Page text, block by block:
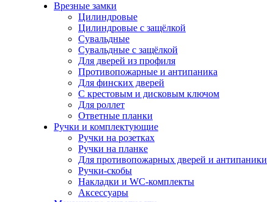
Врезные замки
Цилиндровые
Цилиндровые с защёлкой
Сувальдные
Сувальдные с защёлкой
Для дверей из профиля
Противопожарные и антипаника
Для финских дверей
С крестовым и дисковым ключом
Для роллет
Ответные планки
Ручки и комплектующие
Ручки на розетках
Ручки на планке
Для противопожарных дверей и антипаники
Ручки-скобы
Накладки и WC-комплекты
Аксессуары